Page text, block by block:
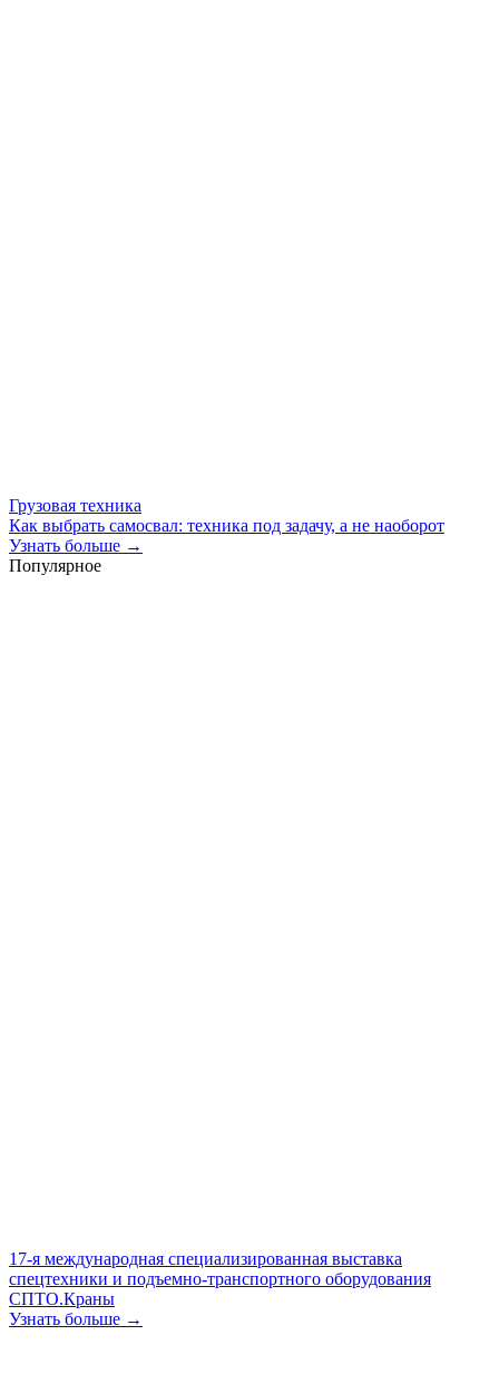
Грузовая техника
Как выбрать самосвал: техника под задачу, а не наоборот
Узнать больше →
Популярное
17-я международная специализированная выставка
спецтехники и подъемно-транспортного оборудования
СПТО.Краны
Узнать больше →